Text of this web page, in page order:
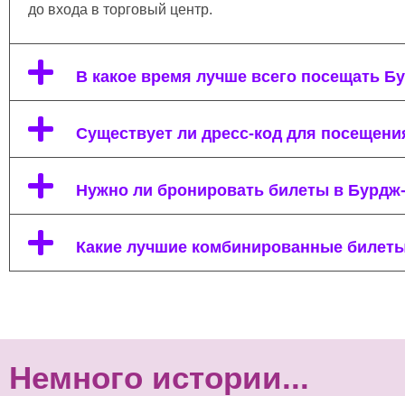
до входа в торговый центр.
В какое время лучше всего посещать
Существует ли дресс-код для
Нужно ли бронировать билеты в
Какие лучшие комбинированные
Немного истории...